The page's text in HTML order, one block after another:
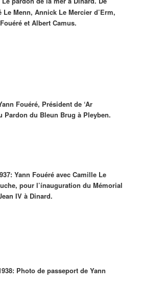
Le Menn, Annick Le Mercier d’Erm,
et Albert Camus.
Fouéré, Président de ‘Ar
Pardon du Bleun Brug à Pleyben.
Yann Fouéré avec Camille Le
pour l’ínauguration du Mémorial
IV à Dinard.
Photo de passeport de Yann